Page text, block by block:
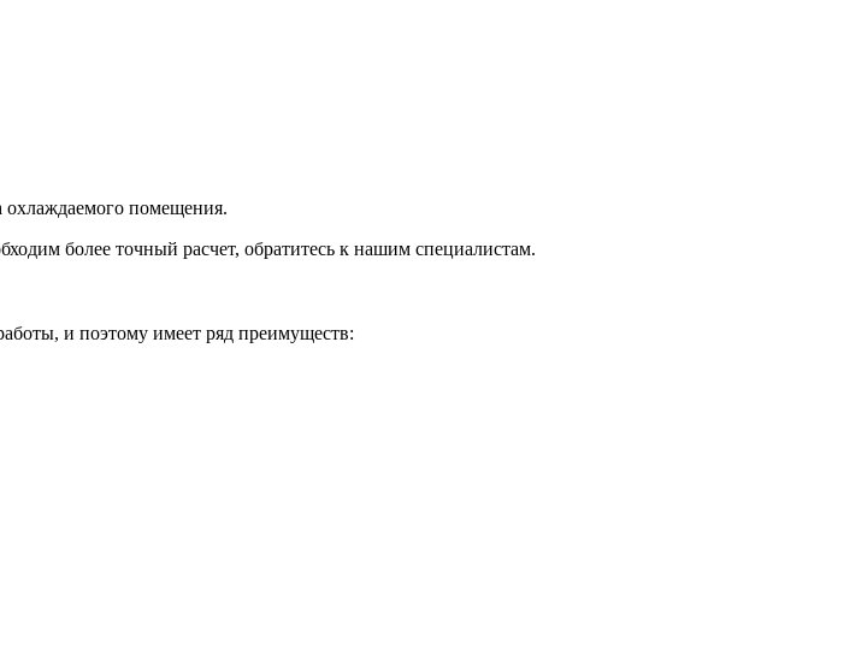
охлаждаемого помещения.
более точный расчет, обратитесь к нашим специалистам.
и поэтому имеет ряд преимуществ: